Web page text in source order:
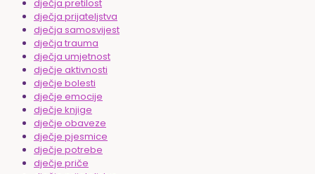
dječja pretilost
dječja prijateljstva
dječja samosvijest
dječja trauma
dječja umjetnost
dječje aktivnosti
dječje bolesti
dječje emocije
dječje knjige
dječje obaveze
dječje pjesmice
dječje potrebe
dječje priče